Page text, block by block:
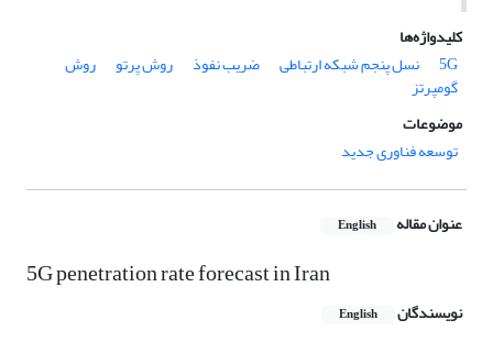
کلیدواژه‌ها
5G
نسل پنجم شبکه ارتباطی ضریب نفوذ روش پرتو روش
گومپرتز
موضوعات
توسعه فناوری جدید
عنوان مقاله English
5G penetration rate forecast in Iran
نویسندگان English